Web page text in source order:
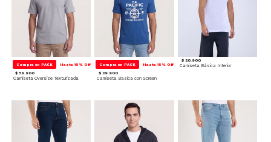
Compra en PACK Hasta 15% Off
$ 59.900
Camiseta Oversize Texturizada
Compra en PACK Hasta 15% Off
$ 39.900
Camiseta Basica con Screen
$ 20.900
Camiseta Básica Interior